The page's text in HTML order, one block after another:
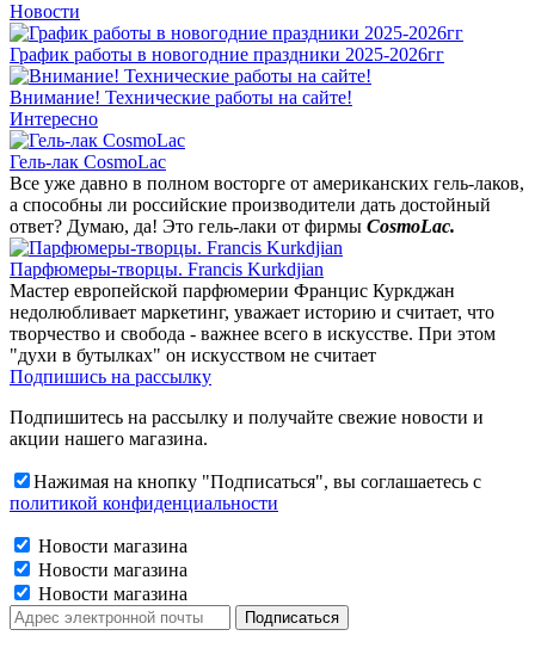
Новости
График работы в новогодние праздники 2025-2026гг
Внимание! Технические работы на сайте!
Интересно
Гель-лак CosmoLac
Все уже давно в полном восторге от американских гель-лаков,
а способны ли российские производители дать достойный
ответ? Думаю, да! Это гель-лаки от фирмы CosmoLac.
Парфюмеры-творцы. Francis Kurkdjian
Мастер европейской парфюмерии Францис Куркджан
недолюбливает маркетинг, уважает историю и считает, что
творчество и свобода - важнее всего в искусстве. При этом
"духи в бутылках" он искусством не считает
Подпишись на рассылку
Подпишитесь на рассылку и получайте свежие новости и
акции нашего магазина.
Нажимая на кнопку "Подписаться", вы соглашаетесь с
политикой конфиденциальности
Новости магазина
Новости магазина
Новости магазина